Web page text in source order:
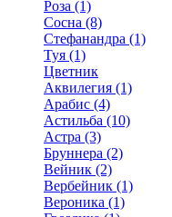
Роза (1)
Сосна (8)
Стефанандра (1)
Туя (1)
Цветник
Аквилегия (1)
Арабис (4)
Астильба (10)
Астра (3)
Бруннера (2)
Вейник (2)
Вербейник (1)
Вероника (1)